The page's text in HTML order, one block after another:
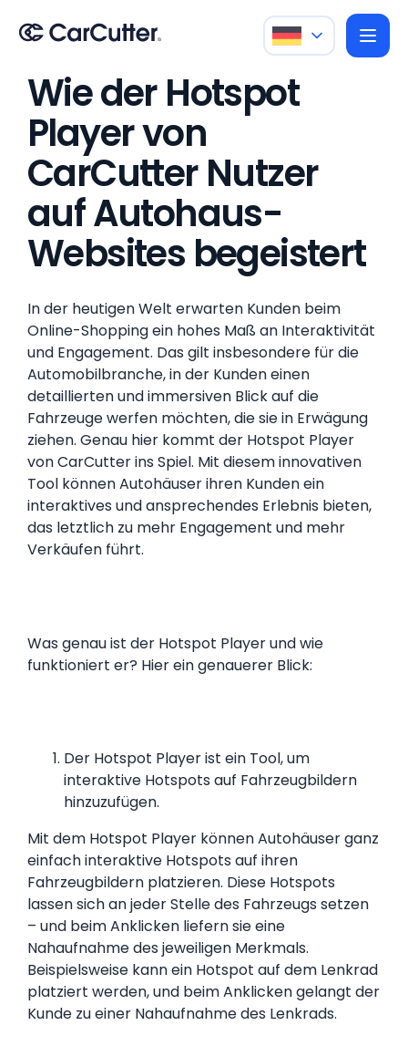
Wie der Hotspot
Player von
CarCutter Nutzer
auf Autohaus-
Websites begeistert
In der heutigen Welt erwarten Kunden beim
Online-Shopping ein hohes Maß an Interaktivität
und Engagement. Das gilt insbesondere für die
Automobilbranche, in der Kunden einen
detaillierten und immersiven Blick auf die
Fahrzeuge werfen möchten, die sie in Erwägung
ziehen. Genau hier kommt der Hotspot Player
von CarCutter ins Spiel. Mit diesem innovativen
Tool können Autohäuser ihren Kunden ein
interaktives und ansprechendes Erlebnis bieten,
das letztlich zu mehr Engagement und mehr
Verkäufen führt.
Was genau ist der Hotspot Player und wie
funktioniert er? Hier ein genauerer Blick:
Der Hotspot Player ist ein Tool, um
interaktive Hotspots auf Fahrzeugbildern
hinzuzufügen.
Mit dem Hotspot Player können Autohäuser ganz
einfach interaktive Hotspots auf ihren
Fahrzeugbildern platzieren. Diese Hotspots
lassen sich an jeder Stelle des Fahrzeugs setzen
– und beim Anklicken liefern sie eine
Nahaufnahme des jeweiligen Merkmals.
Beispielsweise kann ein Hotspot auf dem Lenkrad
platziert werden, und beim Anklicken gelangt der
Kunde zu einer Nahaufnahme des Lenkrads.